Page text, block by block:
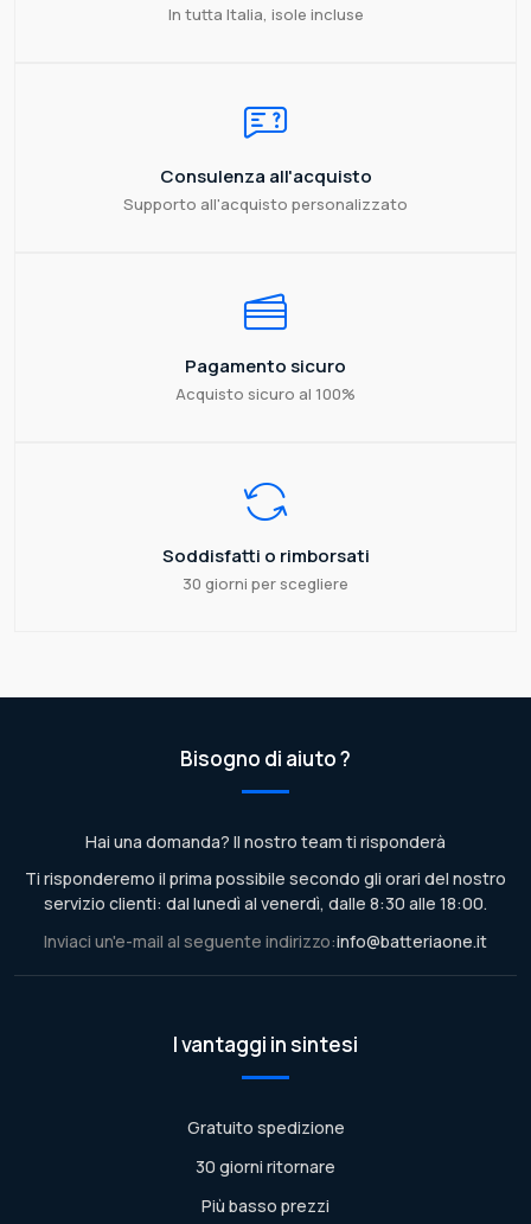
In tutta Italia, isole incluse
Consulenza all'acquisto
Supporto all'acquisto personalizzato
Pagamento sicuro
Acquisto sicuro al 100%
Soddisfatti o rimborsati
30 giorni per scegliere
Bisogno di aiuto ?
Hai una domanda? Il nostro team ti risponderà
Ti risponderemo il prima possibile secondo gli orari del nostro
servizio clienti: dal lunedì al venerdì, dalle 8:30 alle 18:00.
Inviaci un'e-mail al seguente indirizzo:info@batteriaone.it
I vantaggi in sintesi
Gratuito spedizione
30 giorni ritornare
Più basso prezzi